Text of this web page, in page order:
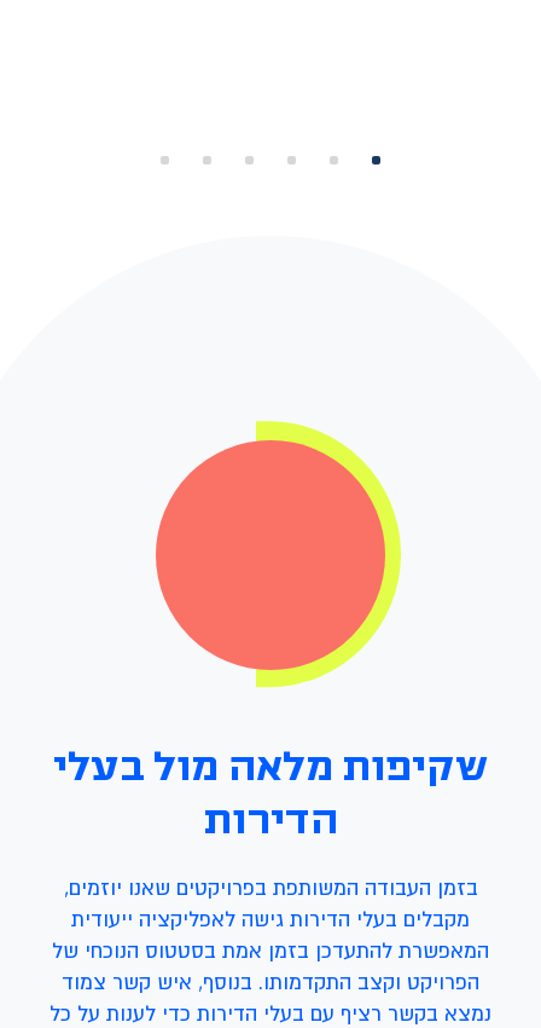
שקיפות מלאה מול בעלי
הדירות
בזמן העבודה המשותפת בפרויקטים שאנו יוזמים,
מקבלים בעלי הדירות גישה לאפליקציה ייעודית
המאפשרת להתעדכן בזמן אמת בסטטוס הנוכחי של
הפרויקט וקצב התקדמותו. בנוסף, איש קשר צמוד
נמצא בקשר רציף עם בעלי הדירות כדי לענות על כל